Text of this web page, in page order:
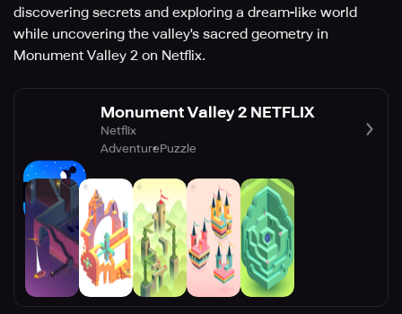
discovering secrets and exploring a dream-like world
while uncovering the valley's sacred geometry in
Monument Valley 2 on Netflix.
Monument Valley 2 NETFLIX
Netflix
AdventurePuzzle